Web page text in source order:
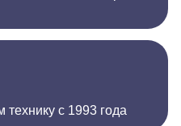
с 1993 года